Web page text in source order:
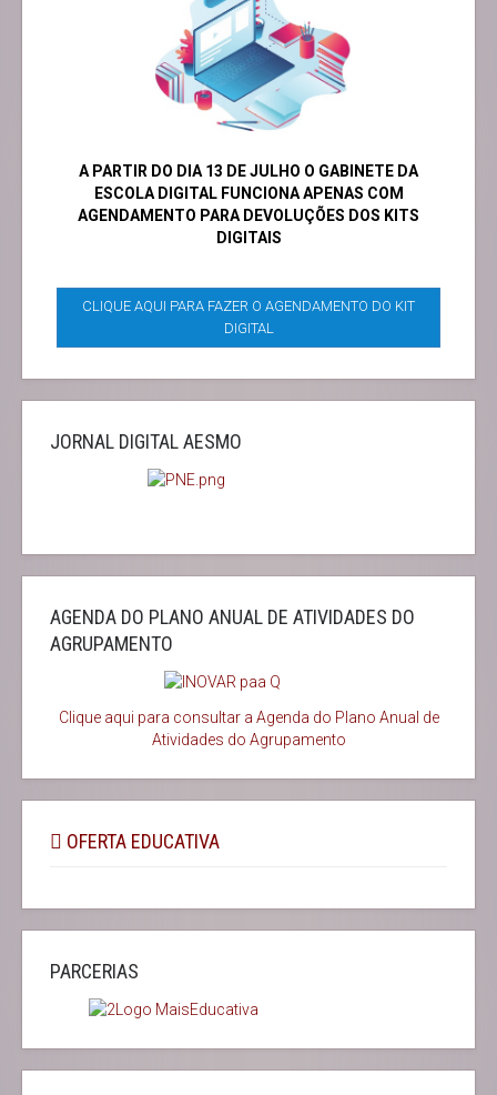
A PARTIR DO DIA 13 DE JULHO O GABINETE DA
ESCOLA DIGITAL FUNCIONA APENAS COM
AGENDAMENTO PARA DEVOLUÇÕES DOS KITS
DIGITAIS
CLIQUE AQUI PARA FAZER O AGENDAMENTO DO KIT
DIGITAL
JORNAL DIGITAL AESMO
AGENDA DO PLANO ANUAL DE ATIVIDADES DO
AGRUPAMENTO
Clique aqui para consultar a Agenda do Plano Anual de
Atividades do Agrupamento
OFERTA EDUCATIVA
PARCERIAS